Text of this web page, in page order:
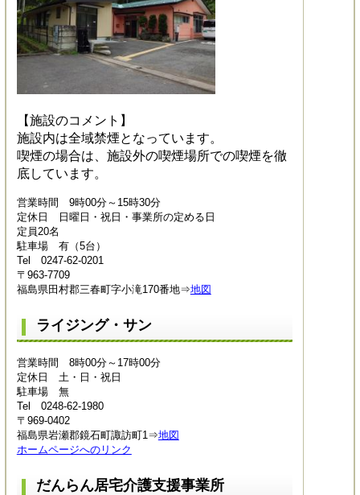
【施設のコメント】
施設内は全域禁煙となっています。
喫煙の場合は、施設外の喫煙場所での喫煙を徹
底しています。
営業時間 9時00分～15時30分
定休日 日曜日・祝日・事業所の定める日
定員20名
駐車場 有（5台）
Tel 0247-62-0201
〒963-7709
福島県田村郡三春町字小滝170番地⇒地図
ライジング・サン
営業時間 8時00分～17時00分
定休日 土・日・祝日
駐車場 無
Tel 0248-62-1980
〒969-0402
福島県岩瀬郡鏡石町諏訪町1⇒地図
ホームページへのリンク
だんらん居宅介護支援事業所